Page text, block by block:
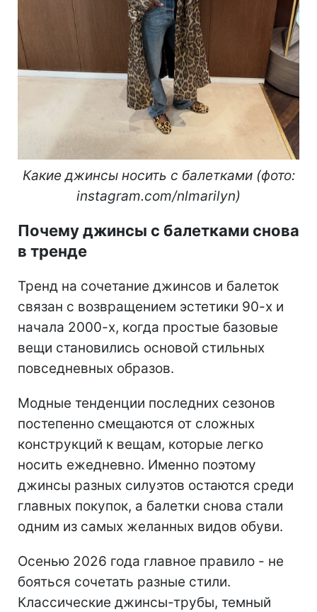
Какие джинсы носить с балетками (фото:
instagram.com/nlmarilyn)
Почему джинсы с балетками снова
в тренде
Тренд на сочетание джинсов и балеток
связан с возвращением эстетики 90-х и
начала 2000-х, когда простые базовые
вещи становились основой стильных
повседневных образов.
Модные тенденции последних сезонов
постепенно смещаются от сложных
конструкций к вещам, которые легко
носить ежедневно. Именно поэтому
джинсы разных силуэтов остаются среди
главных покупок, а балетки снова стали
одним из самых желанных видов обуви.
Осенью 2026 года главное правило - не
бояться сочетать разные стили.
Классические джинсы-трубы, темный